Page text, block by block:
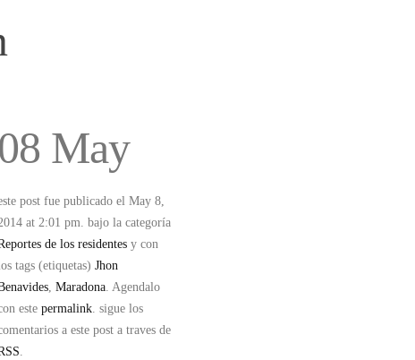
08 May
post fue publicado el May 8,
at 2:01 pm. bajo la categoría
de los residentes y con
tags (etiquetas) Jhon
, Maradona. Agendalo
este permalink. sigue los
a este post a traves de
.